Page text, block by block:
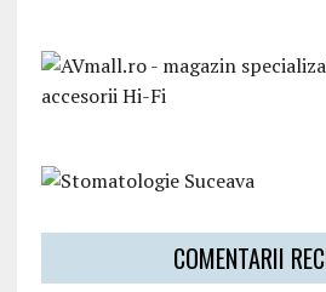
COMENTARII